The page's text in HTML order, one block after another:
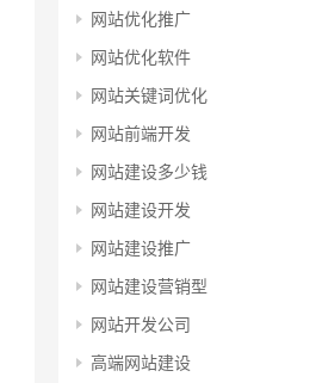
网站优化推广
网站优化软件
网站关键词优化
网站前端开发
网站建设多少钱
网站建设开发
网站建设推广
网站建设营销型
网站开发公司
高端网站建设